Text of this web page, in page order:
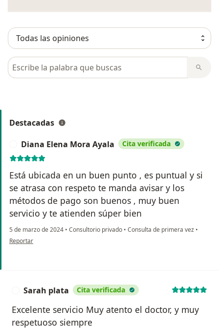
Busca en opiniones
Destacadas
Diana Elena Mora Ayala Cita verificada
Está ubicada en un buen punto , es puntual y si
se atrasa con respeto te manda avisar y los
métodos de pago son buenos , muy buen
servicio y te atienden súper bien
5 de marzo de 2024 • Consultorio privado • Consulta de primera vez •
en opinión del usuario Diana Elena Mora Ayala
Reportar
Sarah plata Cita verificada
Excelente servicio Muy atento el doctor, y muy
respetuoso siempre